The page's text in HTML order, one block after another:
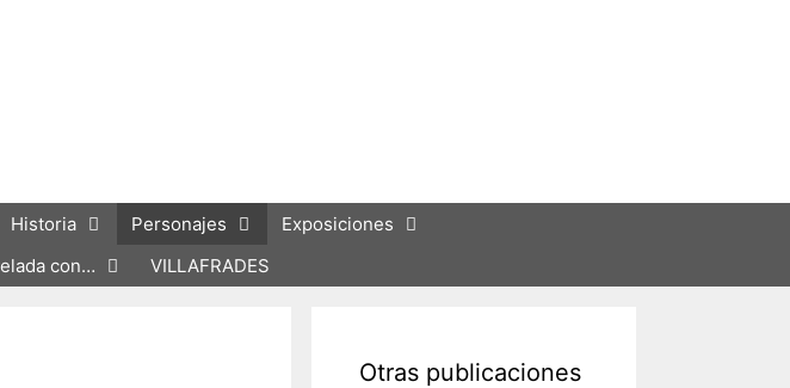
Historia Personajes
Exposiciones
con… VILLAFRADES
Otras publicaciones